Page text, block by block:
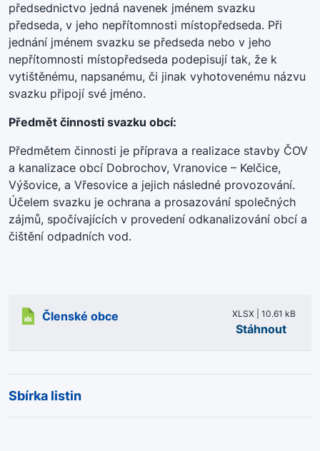
předsednictvo jedná navenek jménem svazku
předseda, v jeho nepřítomnosti místopředseda. Při
jednání jménem svazku se předseda nebo v jeho
nepřítomnosti místopředseda podepisují tak, že k
vytištěnému, napsanému, či jinak vyhotovenému názvu
svazku připojí své jméno.
Předmět činnosti svazku obcí:
Předmětem činnosti je příprava a realizace stavby ČOV
a kanalizace obcí Dobrochov, Vranovice – Kelčice,
Výšovice, a Vřesovice a jejich následné provozování.
Účelem svazku je ochrana a prosazování společných
zájmů, spočívajících v provedení odkanalizování obcí a
čištění odpadních vod.
Členské obce XLSX | 10.61 kB
Stáhnout
Sbírka listin